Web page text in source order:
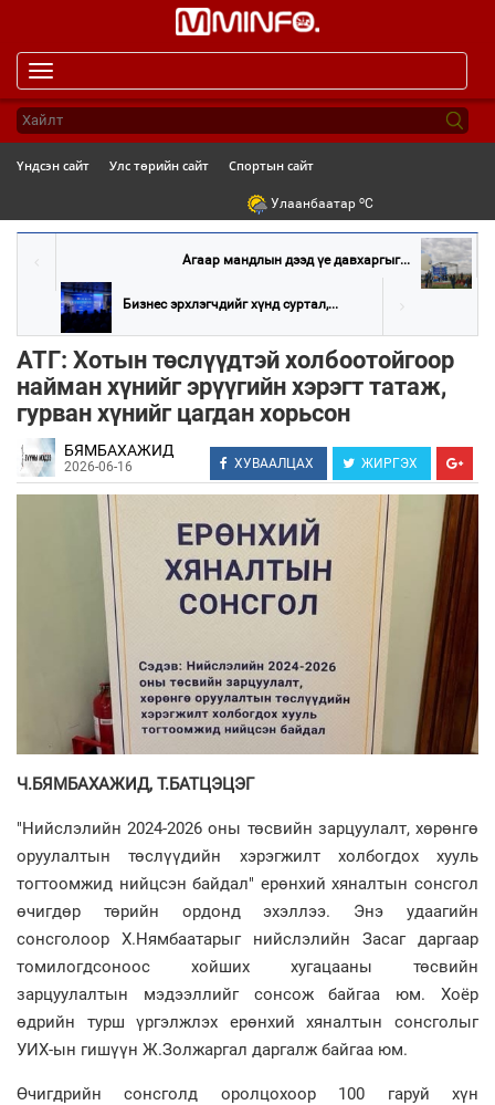
navigation
Үндсэн сайт Улс төрийн сайт Спортын сайт
Улаанбаатар oC
Агаар мандлын дээд үе давхаргыг...
Бизнес эрхлэгчдийг хүнд суртал,...
АТГ: Хотын төслүүдтэй холбоотойгоор
найман хүнийг эрүүгийн хэрэгт татаж,
гурван хүнийг цагдан хорьсон
БЯМБАХАЖИД
2026-06-16 ХУВААЛЦАХ ЖИРГЭХ
Ч.БЯМБАХАЖИД, Т.БАТЦЭЦЭГ
"Нийслэлийн 2024-2026 оны төсвийн зарцуулалт, хөрөнгө
оруулалтын төслүүдийн хэрэгжилт холбогдох хууль
тогтоомжид нийцсэн байдал" ерөнхий хяналтын сонсгол
өчигдөр төрийн ордонд эхэллээ. Энэ удаагийн
сонсголоор Х.Нямбаатарыг нийслэлийн Засаг даргаар
томилогдсоноос хойших хугацааны төсвийн
зарцуулалтын мэдээллийг сонсож байгаа юм. Хоёр
өдрийн турш үргэлжлэх ерөнхий хяналтын сонсголыг
УИХ-ын гишүүн Ж.Золжаргал даргалж байгаа юм.
Өчигдрийн сонсголд оролцохоор 100 гаруй хүн